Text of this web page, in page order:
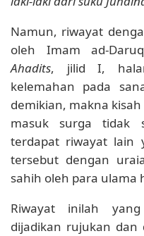
Namun, riwayat
oleh Imam ad-
Ahadits, jilid I,
kelemahan pada
demikian, makna
masuk surga tidak
terdapat riwayat lain
tersebut dengan
sahih oleh para ulama
Riwayat inilah
dijadikan rujukan dan